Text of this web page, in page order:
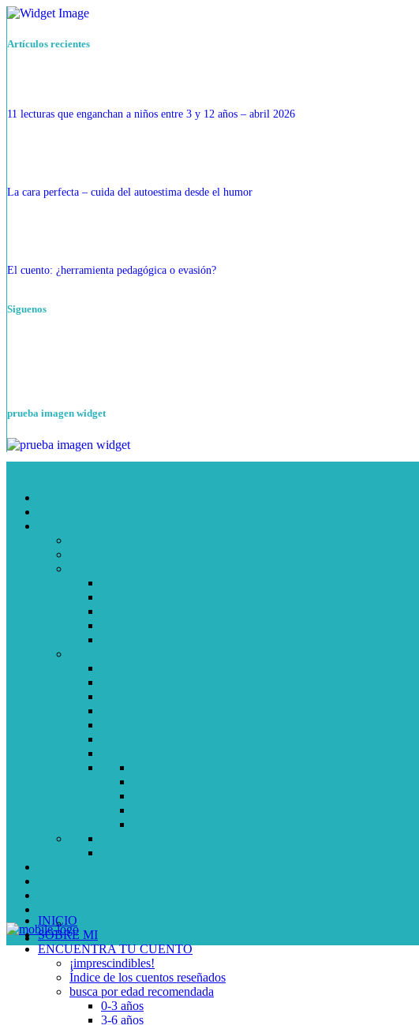
Artículos recientes
11 lecturas que enganchan a niños entre 3 y 12 años – abril 2026
La cara perfecta – cuida del autoestima desde el humor
El cuento: ¿herramienta pedagógica o evasión?
Siguenos
prueba imagen widget
INICIO
SOBRE MI
ENCUENTRA TU CUENTO
¡imprescindibles!
Índice de los cuentos reseñados
busca por edad recomendada
0-3 años
3-6 años